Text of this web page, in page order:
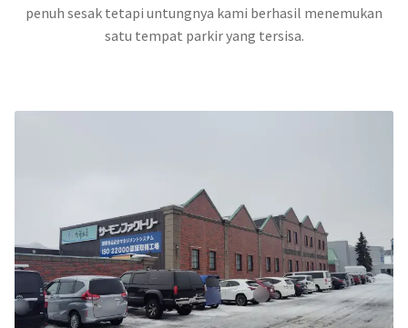
penuh sesak tetapi untungnya kami berhasil menemukan
satu tempat parkir yang tersisa.